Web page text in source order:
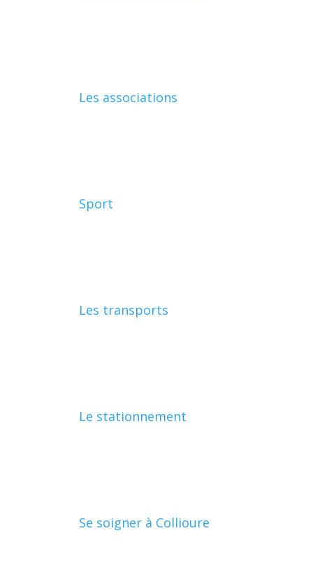
Les associations
Sport
Les transports
Le stationnement
Se soigner à Collioure